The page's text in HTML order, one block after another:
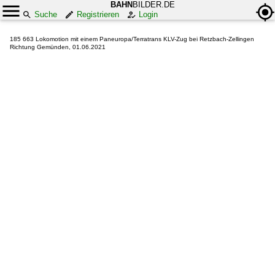
BAHN BILDER.DE
Suche
Registrieren Login
185 663 Lokomotion mit einem Paneuropa/Terratrans KLV-Zug bei Retzbach-Zellingen
Richtung Gemünden, 01.06.2021